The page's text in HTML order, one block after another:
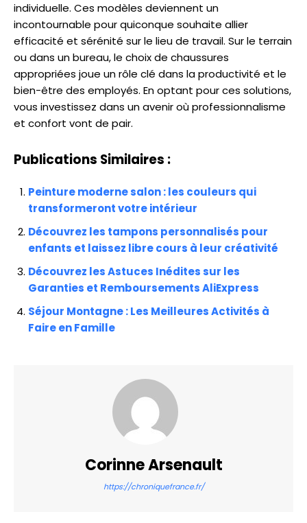
individuelle. Ces modèles deviennent un
incontournable pour quiconque souhaite allier
efficacité et sérénité sur le lieu de travail. Sur le terrain
ou dans un bureau, le choix de chaussures
appropriées joue un rôle clé dans la productivité et le
bien-être des employés. En optant pour ces solutions,
vous investissez dans un avenir où professionnalisme
et confort vont de pair.
Publications Similaires :
Peinture moderne salon : les couleurs qui
transformeront votre intérieur
Découvrez les tampons personnalisés pour
enfants et laissez libre cours à leur créativité
Découvrez les Astuces Inédites sur les
Garanties et Remboursements AliExpress
Séjour Montagne : Les Meilleures Activités à
Faire en Famille
Corinne Arsenault
https://chroniquefrance.fr/